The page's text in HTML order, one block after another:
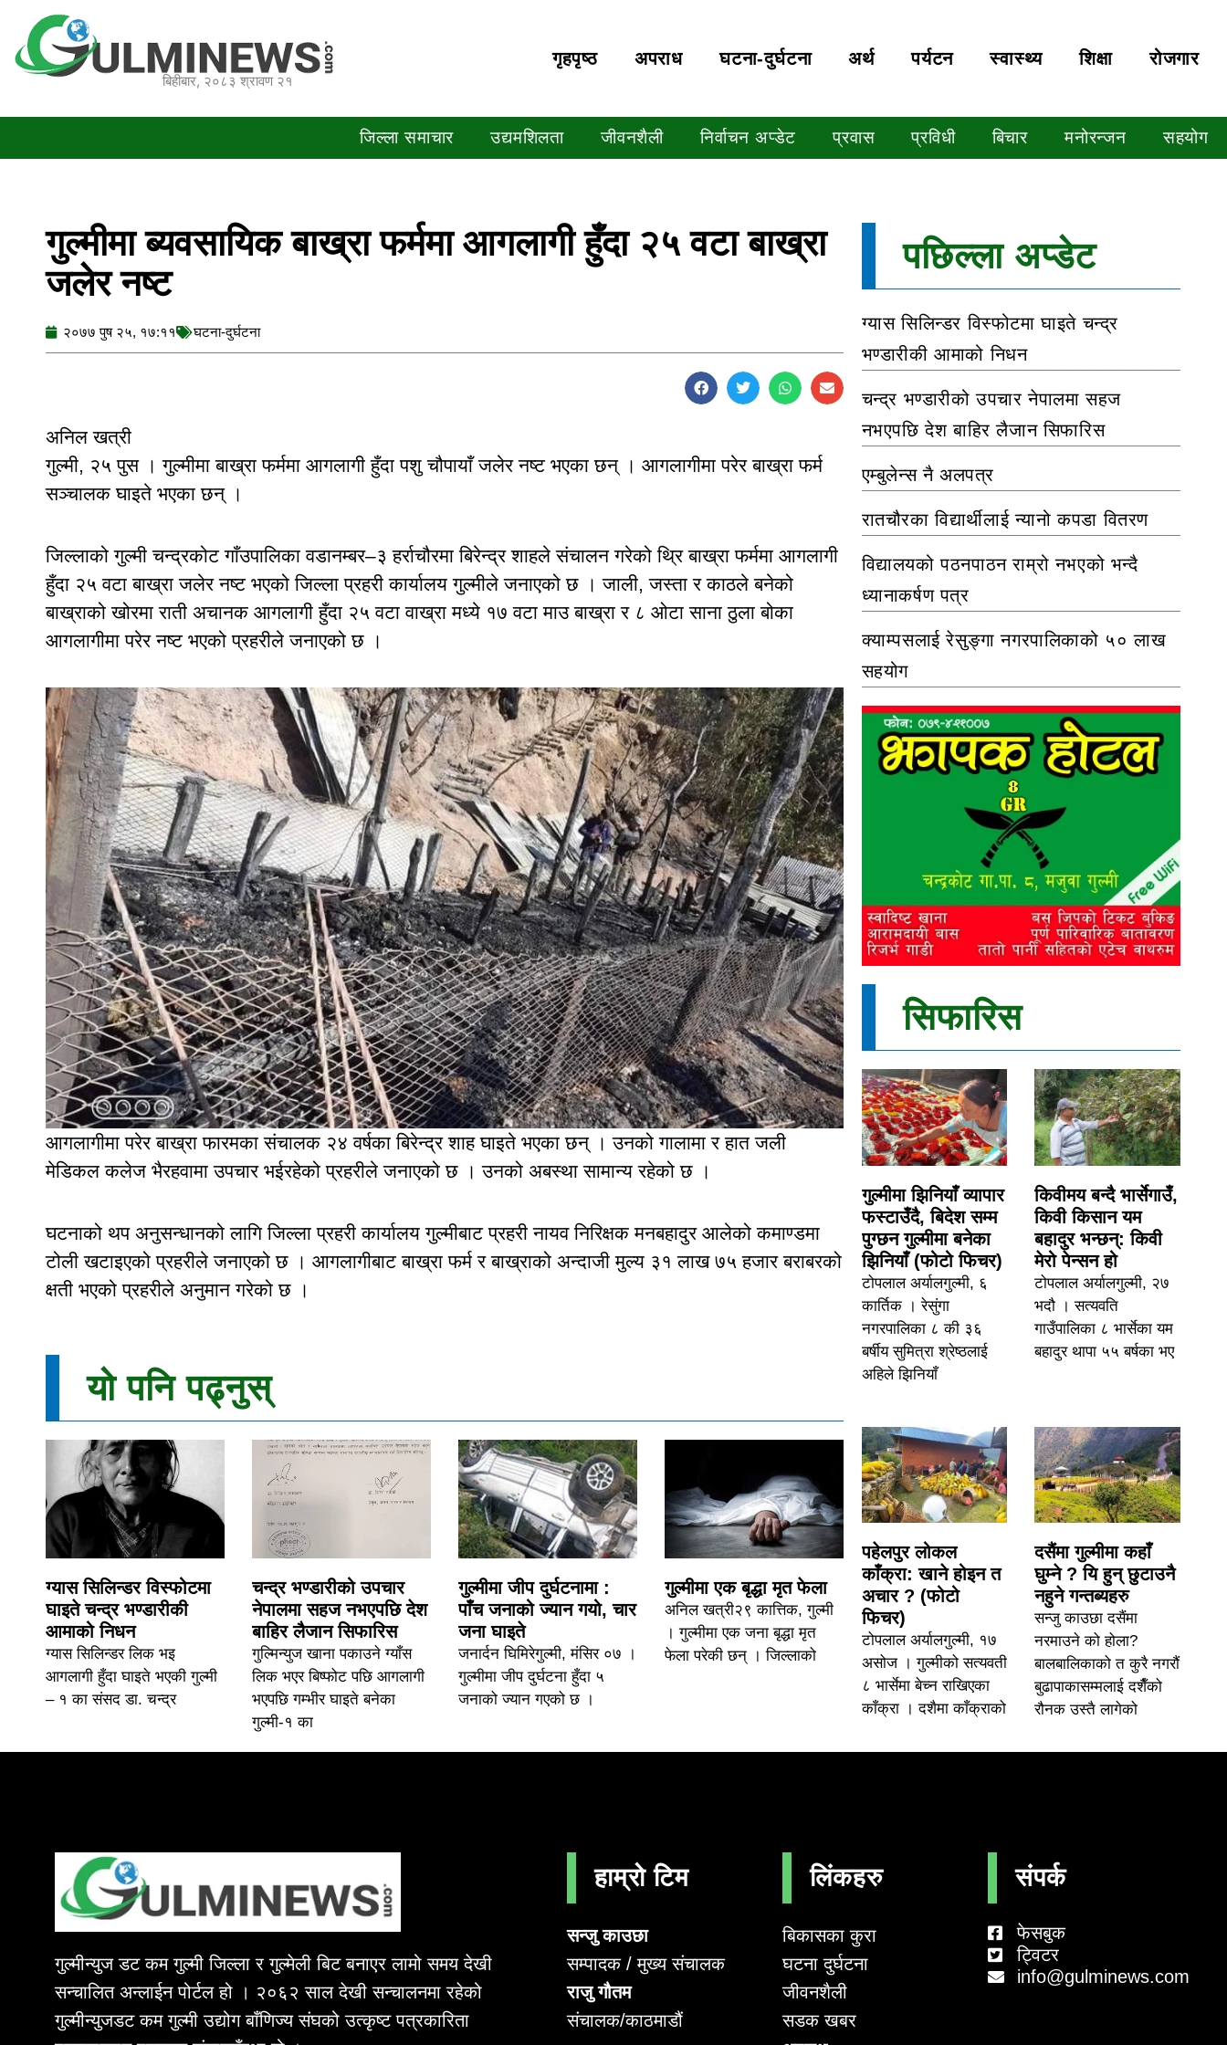
content
बिहीबार, २०८३ श्रावण २१
गृहपृष्‍ठ अपराध घटना-दुर्घटना अर्थ पर्यटन स्वास्थ्य शिक्षा रोजगार
जिल्ला समाचार उद्यमशिलता जीवनशैली निर्वाचन अप्डेट प्रवास प्रविधी बिचार मनोरन्जन सहयोग
गुल्मीमा ब्यवसायिक बाख्रा फर्ममा आगलागी हुँदा २५ वटा बाख्रा
जलेर नष्ट
२०७७ पुष २५, १७:११ घटना-दुर्घटना
अनिल खत्री
गुल्मी, २५ पुस । गुल्मीमा बाख्रा फर्ममा आगलागी हुँदा पशु चौपायाँ जलेर नष्ट भएका छन् । आगलागीमा परेर बाख्रा फर्म
सञ्चालक घाइते भएका छन् ।
जिल्लाको गुल्मी चन्द्रकोट गाँउपालिका वडानम्बर–३ हर्राचौरमा बिरेन्द्र शाहले संचालन गरेको थ्रि बाख्रा फर्ममा आगलागी
हुँदा २५ वटा बाख्रा जलेर नष्ट भएको जिल्ला प्रहरी कार्यालय गुल्मीले जनाएको छ । जाली, जस्ता र काठले बनेको
बाख्राको खोरमा राती अचानक आगलागी हुँदा २५ वटा वाख्रा मध्ये १७ वटा माउ बाख्रा र ८ ओटा साना ठुला बोका
आगलागीमा परेर नष्ट भएको प्रहरीले जनाएको छ ।
आगलागीमा परेर बाख्रा फारमका संचालक २४ वर्षका बिरेन्द्र शाह घाइते भएका छन् । उनको गालामा र हात जली
मेडिकल कलेज भैरहवामा उपचार भईरहेको प्रहरीले जनाएको छ । उनको अबस्था सामान्य रहेको छ ।
घटनाको थप अनुसन्धानको लागि जिल्ला प्रहरी कार्यालय गुल्मीबाट प्रहरी नायव निरिक्षक मनबहादुर आलेको कमाण्डमा
टोली खटाइएको प्रहरीले जनाएको छ । आगलागीबाट बाख्रा फर्म र बाख्राको अन्दाजी मुल्य ३१ लाख ७५ हजार बराबरको
क्षती भएको प्रहरीले अनुमान गरेको छ ।
यो पनि पढ्नुस्
ग्यास सिलिन्डर विस्फोटमा
घाइते चन्द्र भण्डारीकी
आमाको निधन
ग्यास सिलिन्डर लिक भइ
आगलागी हुँदा घाइते भएकी गुल्मी
– १ का संसद डा. चन्द्र
चन्द्र भण्डारीको उपचार
नेपालमा सहज नभएपछि देश
बाहिर लैजान सिफारिस
गुल्मिन्युज खाना पकाउने ग्याँस
लिक भएर बिष्फोट पछि आगलागी
भएपछि गम्भीर घाइते बनेका
गुल्मी-१ का
गुल्मीमा जीप दुर्घटनामा :
पाँच जनाको ज्यान गयो, चार
जना घाइते
जनार्दन घिमिरेगुल्मी, मंसिर ०७ ।
गुल्मीमा जीप दुर्घटना हुँदा ५
जनाको ज्यान गएको छ ।
गुल्मीमा एक बृद्धा मृत फेला
अनिल खत्री२९ कात्तिक, गुल्मी
। गुल्मीमा एक जना बृद्धा मृत
फेला परेकी छन् । जिल्लाको
पछिल्ला अप्डेट
ग्यास सिलिन्डर विस्फोटमा घाइते चन्द्र
भण्डारीकी आमाको निधन
चन्द्र भण्डारीको उपचार नेपालमा सहज
नभएपछि देश बाहिर लैजान सिफारिस
एम्बुलेन्स नै अलपत्र
रातचौरका विद्यार्थीलाई न्यानो कपडा वितरण
विद्यालयको पठनपाठन राम्रो नभएको भन्दै
ध्यानाकर्षण पत्र
क्याम्पसलाई रेसुङ्गा नगरपालिकाको ५० लाख
सहयोग
सिफारिस
गुल्मीमा झिनियाँ व्यापार
फस्टाउँदै, बिदेश सम्म
पुग्छन गुल्मीमा बनेका
झिनियाँ (फोटो फिचर)
टोपलाल अर्यालगुल्मी, ६
कार्तिक । रेसुंगा
नगरपालिका ८ की ३६
बर्षीय सुमित्रा श्रेष्ठलाई
अहिले झिनियाँ
किवीमय बन्दै भार्सेगाउँ,
किवी किसान यम
बहादुर भन्छन्: किवी
मेरो पेन्सन हो
टोपलाल अर्यालगुल्मी, २७
भदौ । सत्यवति
गाउँपालिका ८ भार्सेका यम
बहादुर थापा ५५ बर्षका भए
पहेलपुर लोकल
काँक्रा: खाने होइन त
अचार ? (फोटो
फिचर)
टोपलाल अर्यालगुल्मी, १७
असोज । गुल्मीको सत्यवती
८ भार्सेमा बेच्न राखिएका
काँक्रा । दशैमा काँक्राको
दसैंमा गुल्मीमा कहाँ
घुम्ने ? यि हुन् छुटाउनै
नहुने गन्तब्यहरु
सन्जु काउछा दसैंमा
नरमाउने को होला?
बालबालिकाको त कुरै नगरौं
बुढापाकासम्मलाई दशैँको
रौनक उस्तै लागेको
गुल्मीन्युज डट कम गुल्मी जिल्ला र गुल्मेली बिट बनाएर लामो समय देखी
सन्चालित अन्लाईन पोर्टल हो । २०६२ साल देखी सन्चालनमा रहेको
गुल्मीन्युजडट कम गुल्मी उद्योग बाँणिज्य संघको उत्कृष्ट पत्रकारिता
हाम्रो टिम
सन्जु काउछा
सम्पादक / मुख्य संचालक
राजु गौतम
संचालक/काठमाडौं
लिंकहरु
बिकासका कुरा
घटना दुर्घटना
जीवनशैली
सडक खबर
संपर्क
फेसबुक
ट्विटर
info@gulminews.com